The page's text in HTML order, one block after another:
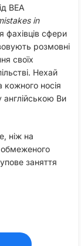
BEA
in
фахівців сфери
розмовні
своїх
Нехай
носія
англійською Ви
ніж на
обмеженого
заняття